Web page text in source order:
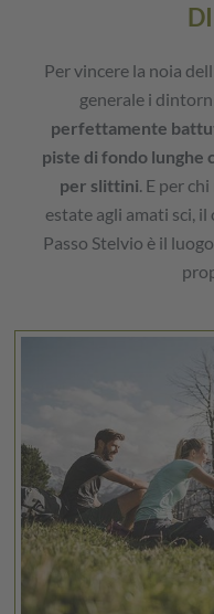
Per vincere la noia
generale i
perfettamente
piste di fondo lunghe
per slittini. E per
estate agli amati sci,
Passo Stelvio è il